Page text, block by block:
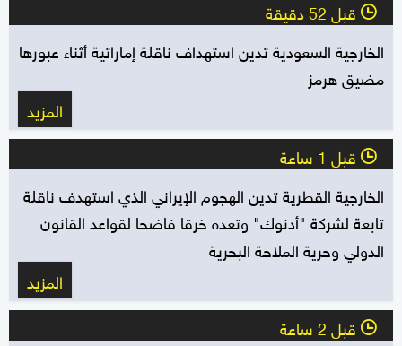
l قبل 52 دقيقة
الخارجية السعودية تدين استهداف ناقلة إماراتية أثناء عبورها
مضيق هرمز
المزيد
l قبل 1 ساعة
الخارجية القطرية تدين الهجوم الإيراني الذي استهدف ناقلة
تابعة لشركة "أدنوك" وتعده خرقا فاضحا لقواعد القانون
الدولي وحرية الملاحة البحرية
المزيد
l قبل 2 ساعة